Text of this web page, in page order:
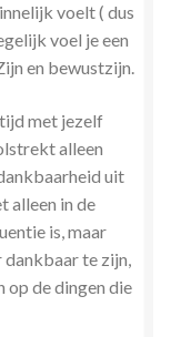
voelt ( dus
voel je een
en bewustzijn.
met jezelf
alleen
uit
alleen in de
is, maar
te zijn,
op de dingen die